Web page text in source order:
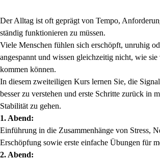
Der Alltag ist oft geprägt von Tempo,
ständig funktionieren zu müssen.
Viele Menschen fühlen sich erschöpft, unruhig
angespannt und wissen gleichzeitig nicht, wie
kommen können.
In diesem zweiteiligen Kurs lernen Sie, die
besser zu verstehen und erste Schritte zurück in
Stabilität zu gehen.
1. Abend:
Einführung in die Zusammenhänge von Stress,
Erschöpfung sowie erste einfache Übungen für
2. Abend: